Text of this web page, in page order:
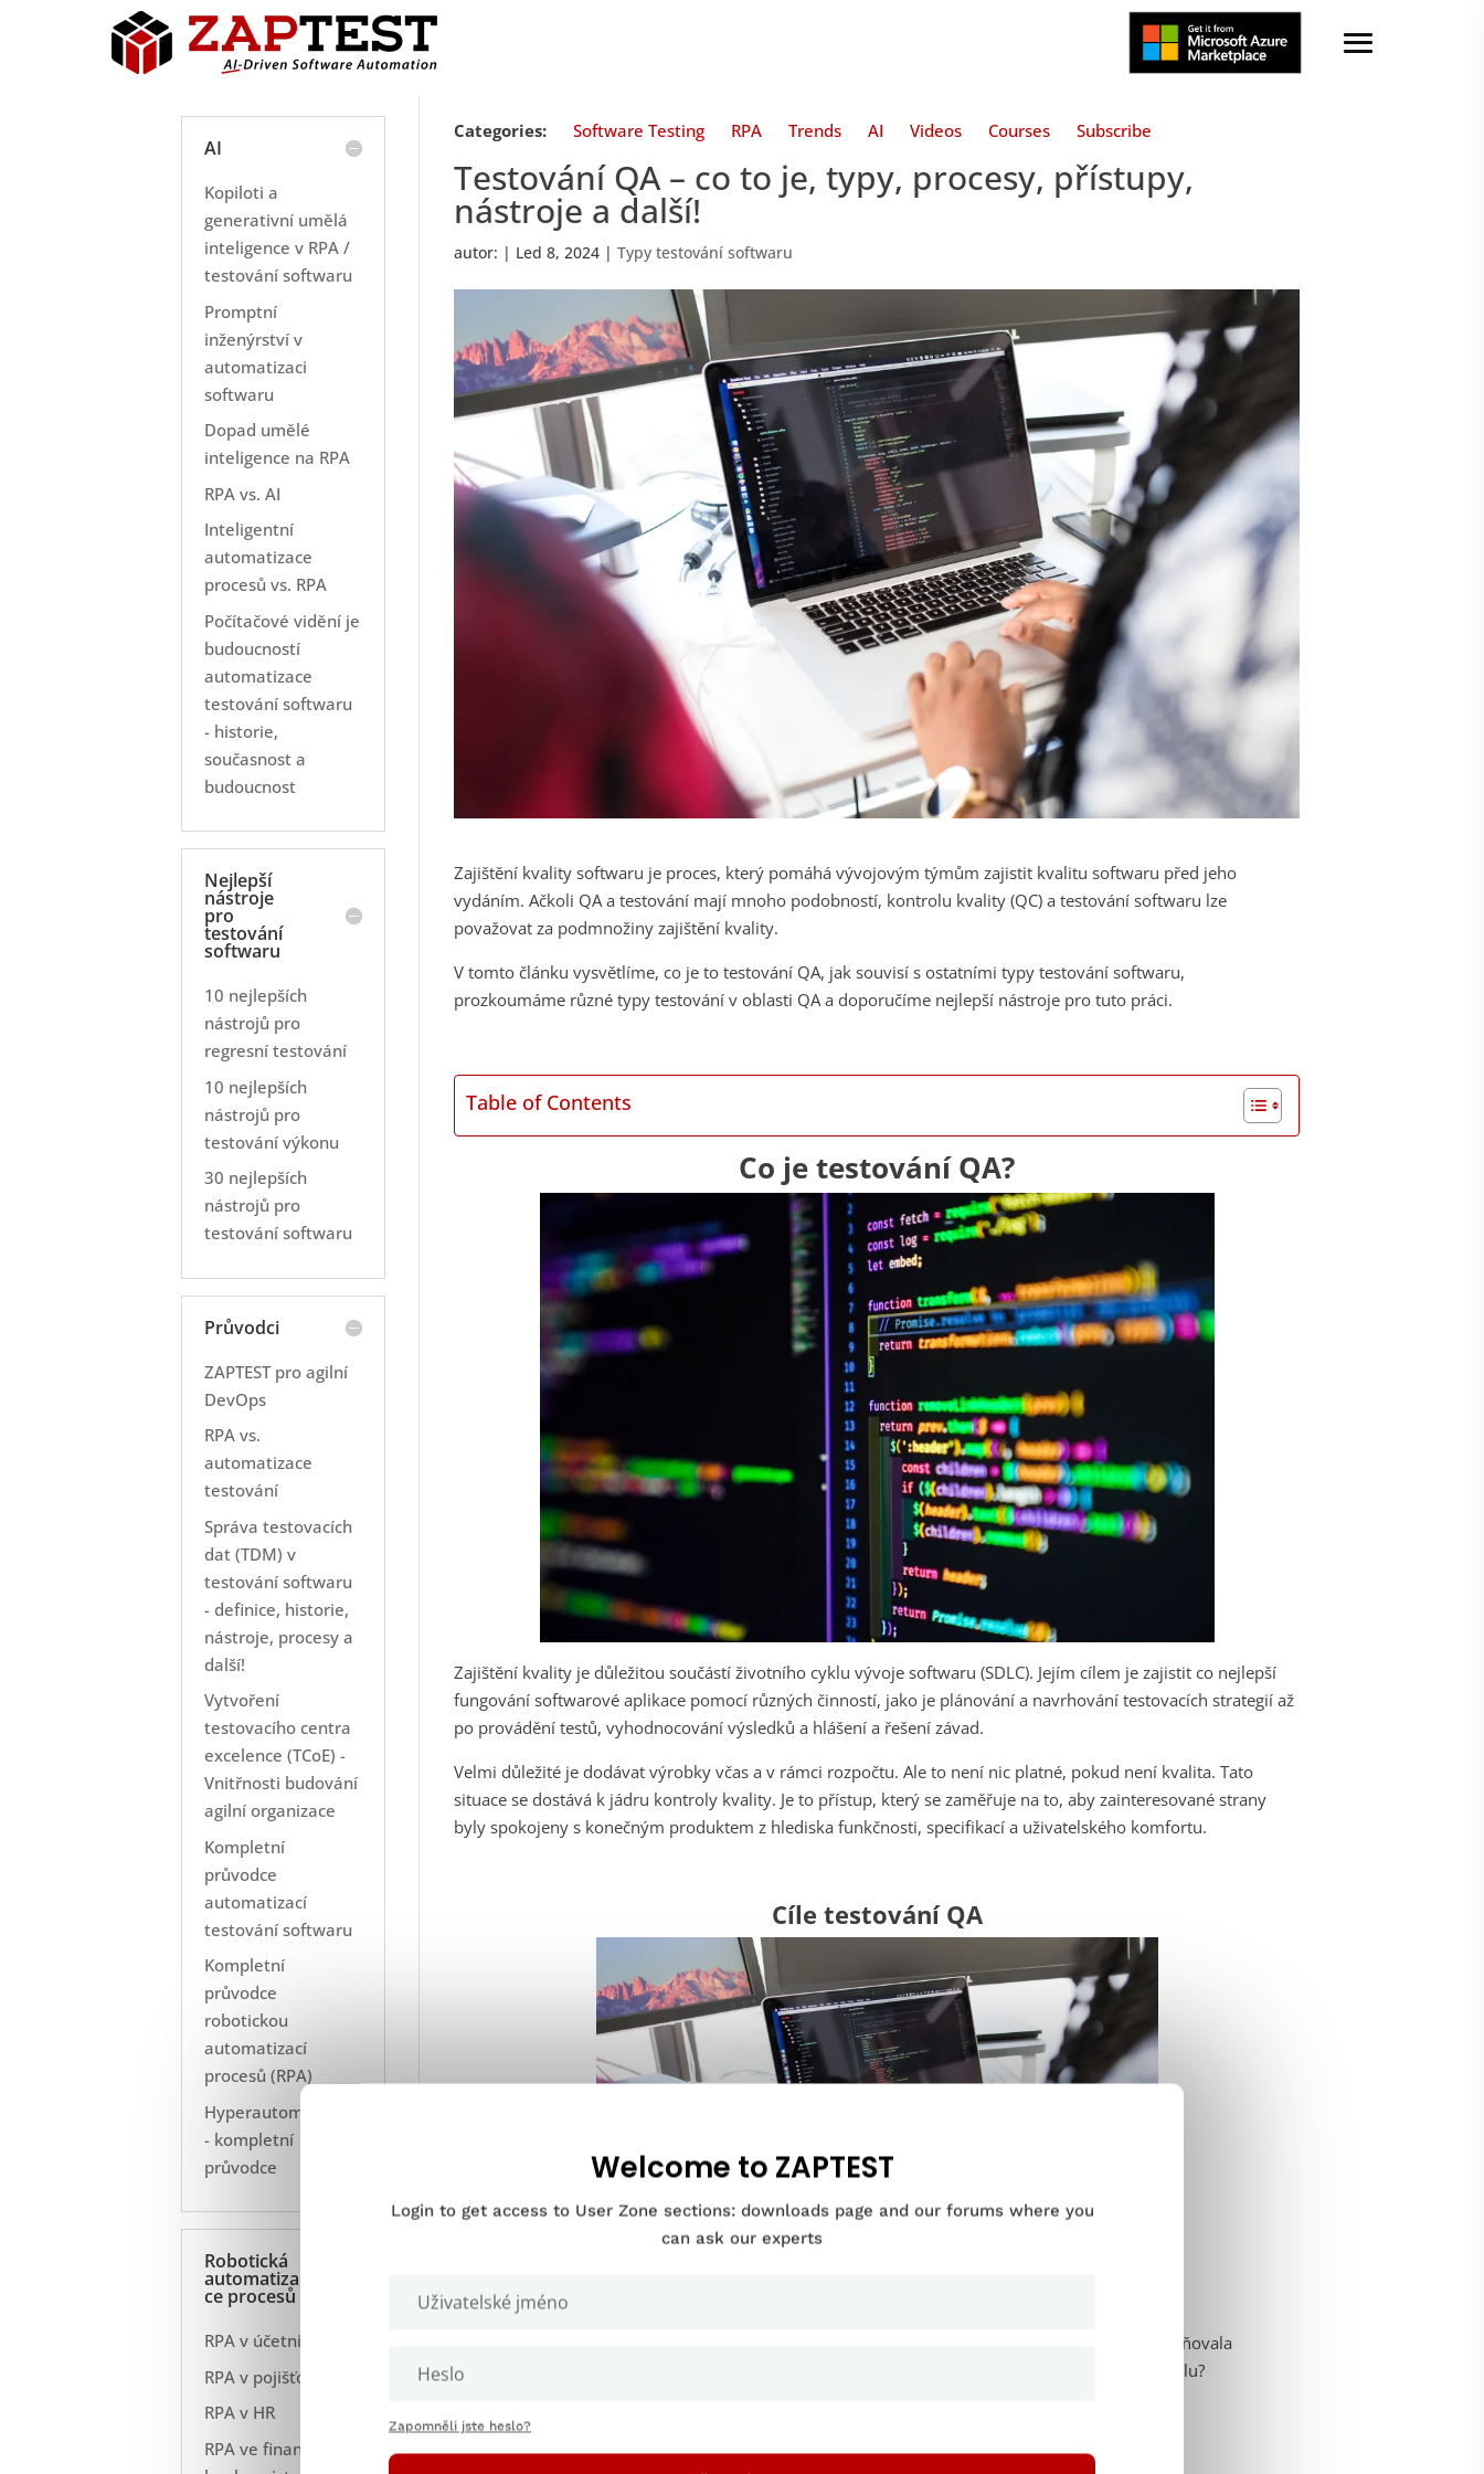
Categories: Software Testing RPA Trends AI Videos Courses Subscribe
Testování QA – co to je, typy, procesy, přístupy,
nástroje a další!
autor: | Led 8, 2024 |Typy testování softwaru
Zajištění kvality softwaru je proces, který pomáhá vývojovým týmům zajistit kvalitu softwaru před jeho
vydáním. Ačkoli QA a testování mají mnoho podobností, kontrolu kvality (QC) a testování softwaru lze
považovat za podmnožiny zajištění kvality.
V tomto článku vysvětlíme, co je to testování QA, jak souvisí s ostatními typy testování softwaru,
prozkoumáme různé typy testování v oblasti QA a doporučíme nejlepší nástroje pro tuto práci.
Table of Contents
Co je testování QA?
Zajištění kvality je důležitou součástí životního cyklu vývoje softwaru (SDLC). Jejím cílem je zajistit co nejlepší
fungování softwarové aplikace pomocí různých činností, jako je plánování a navrhování testovacích strategií až
po provádění testů, vyhodnocování výsledků a hlášení a řešení závad.
Velmi důležité je dodávat výrobky včas a v rámci rozpočtu. Ale to není nic platné, pokud není kvalita. Tato
situace se dostává k jádru kontroly kvality. Je to přístup, který se zaměřuje na to, aby zainteresované strany
byly spokojeny s konečným produktem z hlediska funkčnosti, specifikací a uživatelského komfortu.
Cíle testování QA
Zajištění kvality softwaru má několik cílů. Na vysoké úrovni jde o zajištění toho, aby aplikace splňovala
požadavky zákazníka a všechny stanovené specifikace. Co to ale znamená v konkrétnějším smyslu?
Pojďme se podívat hlouběji a prozkoumat mnoho cílů kvality a zajištění softwaru.
AI
Kopiloti a
generativní umělá
inteligence v RPA /
testování softwaru
Promptní
inženýrství v
automatizaci
softwaru
Dopad umělé
inteligence na RPA
RPA vs. AI
Inteligentní
automatizace
procesů vs. RPA
Počítačové vidění je
budoucností
automatizace
testování softwaru
- historie,
současnost a
budoucnost
Nejlepší
nástroje
pro
testování
softwaru
10 nejlepších
nástrojů pro
regresní testování
10 nejlepších
nástrojů pro
testování výkonu
30 nejlepších
nástrojů pro
testování softwaru
Průvodci
ZAPTEST pro agilní
DevOps
RPA vs.
automatizace
testování
Správa testovacích
dat (TDM) v
testování softwaru
- definice, historie,
nástroje, procesy a
další!
Vytvoření
testovacího centra
excelence (TCoE) -
Vnitřnosti budování
agilní organizace
Kompletní
průvodce
automatizací
testování softwaru
Kompletní
průvodce
robotickou
automatizací
procesů (RPA)
Hyperautomatizace
- kompletní
průvodce
Robotická
automatiza
ce procesů
RPA v účetnictví
RPA v pojišťovnictví
RPA v HR
RPA ve financích a
Welcome to ZAPTEST
Login to get access to User Zone sections: downloads page and our forums where you
can ask our experts
Zapomněli jste heslo?